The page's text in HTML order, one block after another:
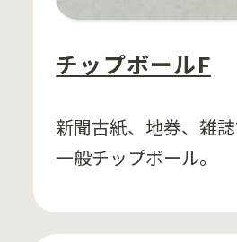
チップボールF
新聞古紙、地券、雑誌
一般チップボール。